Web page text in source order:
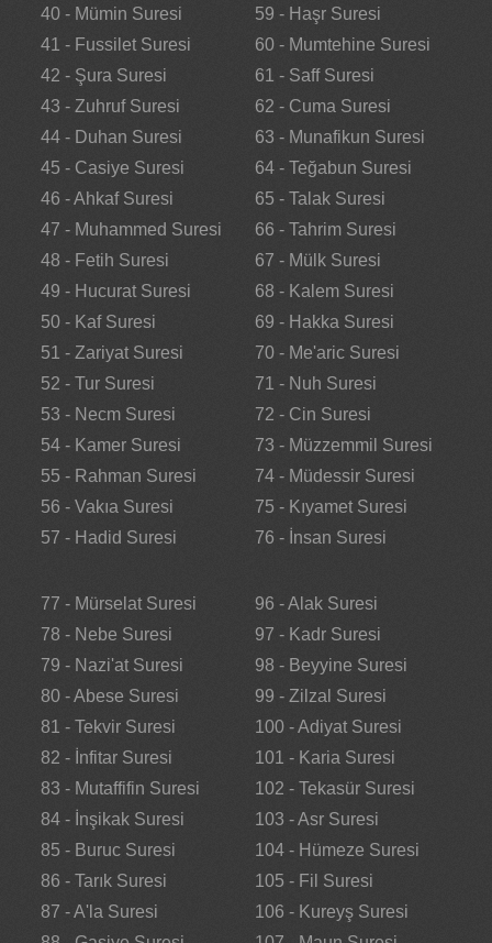
40 - Mümin Suresi
41 - Fussilet Suresi
42 - Şura Suresi
43 - Zuhruf Suresi
44 - Duhan Suresi
45 - Casiye Suresi
46 - Ahkaf Suresi
47 - Muhammed Suresi
48 - Fetih Suresi
49 - Hucurat Suresi
50 - Kaf Suresi
51 - Zariyat Suresi
52 - Tur Suresi
53 - Necm Suresi
54 - Kamer Suresi
55 - Rahman Suresi
56 - Vakıa Suresi
57 - Hadid Suresi
59 - Haşr Suresi
60 - Mumtehine Suresi
61 - Saff Suresi
62 - Cuma Suresi
63 - Munafikun Suresi
64 - Teğabun Suresi
65 - Talak Suresi
66 - Tahrim Suresi
67 - Mülk Suresi
68 - Kalem Suresi
69 - Hakka Suresi
70 - Me'aric Suresi
71 - Nuh Suresi
72 - Cin Suresi
73 - Müzzemmil Suresi
74 - Müdessir Suresi
75 - Kıyamet Suresi
76 - İnsan Suresi
77 - Mürselat Suresi
78 - Nebe Suresi
79 - Nazi'at Suresi
80 - Abese Suresi
81 - Tekvir Suresi
82 - İnfitar Suresi
83 - Mutaffifin Suresi
84 - İnşikak Suresi
85 - Buruc Suresi
86 - Tarık Suresi
87 - A'la Suresi
96 - Alak Suresi
97 - Kadr Suresi
98 - Beyyine Suresi
99 - Zilzal Suresi
100 - Adiyat Suresi
101 - Karia Suresi
102 - Tekasür Suresi
103 - Asr Suresi
104 - Hümeze Suresi
105 - Fil Suresi
106 - Kureyş Suresi